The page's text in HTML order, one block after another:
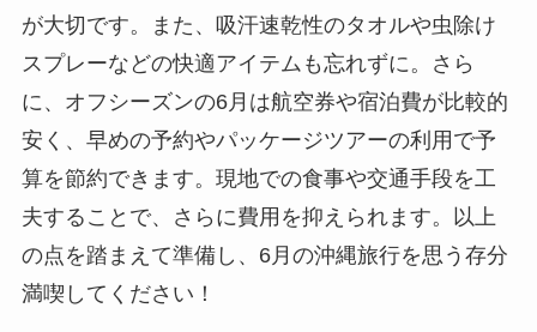
が大切です。また、吸汗速乾性のタオルや虫除け
スプレーなどの快適アイテムも忘れずに。さら
に、オフシーズンの6月は航空券や宿泊費が比較的
安く、早めの予約やパッケージツアーの利用で予
算を節約できます。現地での食事や交通手段を工
夫することで、さらに費用を抑えられます。以上
の点を踏まえて準備し、6月の沖縄旅行を思う存分
満喫してください！